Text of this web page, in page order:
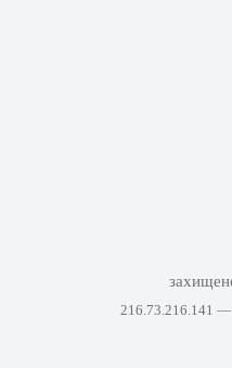
216.73.216.141 —